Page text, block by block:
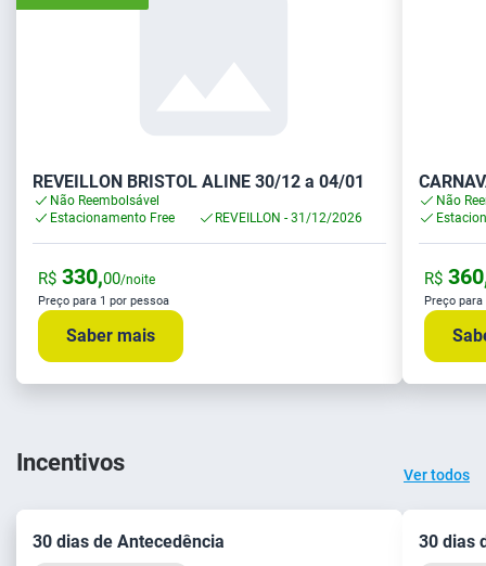
REVEILLON BRISTOL ALINE 30/12 a 04/01
Não Reembolsável
Estacionamento Free
REVEILLON - 31/12/2026
R$ 330,00/noite
Preço para 1 por pessoa
Saber mais
Não
R$
Preço
Incentivos Ver todos
30 dias de Antecedência 30 dias